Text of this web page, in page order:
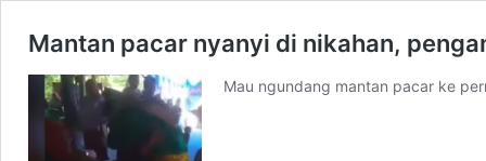
Mantan pacar nyanyi di nikahan,
Mau ngundang mantan pacar ke